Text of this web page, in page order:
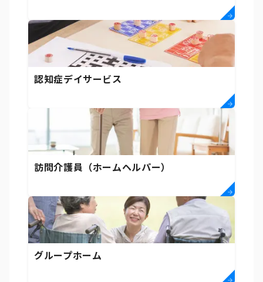
認知症デイサービス
訪問介護員（ホームヘルパー）
グループホーム